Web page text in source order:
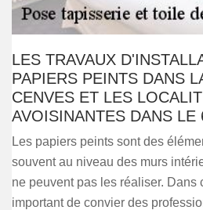
LES TRAVAUX
PAPIERS PEINTS DANS
CENVES ET LES
AVOISINANTES DANS LE
Les papiers peints sont des
souvent au niveau des murs
ne peuvent pas les réaliser. Dans
important de convier des